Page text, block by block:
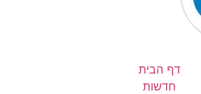
דף הבית
חדשות